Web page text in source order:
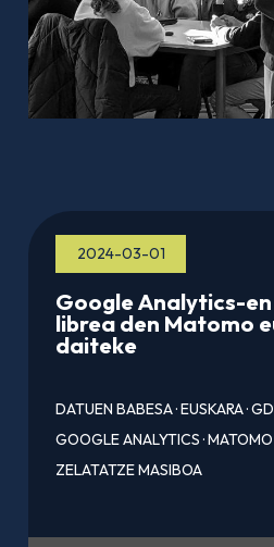
2024-03-01
Google Analytics-
librea den Matomo
daiteke
DATUEN BABESA·EUSKARA·
GOOGLE ANALYTICS·MATOMO
ZELATATZE MASIBOA